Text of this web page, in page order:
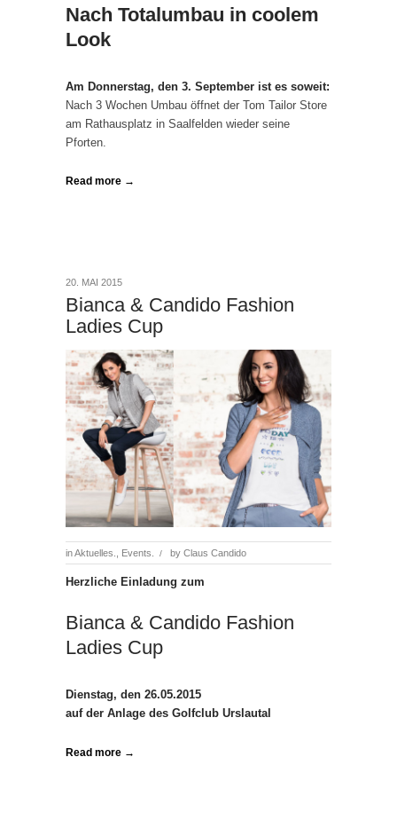
Nach Totalumbau in coolem
Look
Am Donnerstag, den 3. September ist es soweit:
Nach 3 Wochen Umbau öffnet der Tom Tailor Store
am Rathausplatz in Saalfelden wieder seine
Pforten.
Read more →
Bianca & Candido Fashion
Ladies Cup
inAktuelles. Events. / by Claus Candido
20. MAI 2015
Herzliche Einladung zum
Bianca & Candido Fashion
Ladies Cup
Dienstag, den 26.05.2015
auf der Anlage des Golfclub Urslautal
Read more →